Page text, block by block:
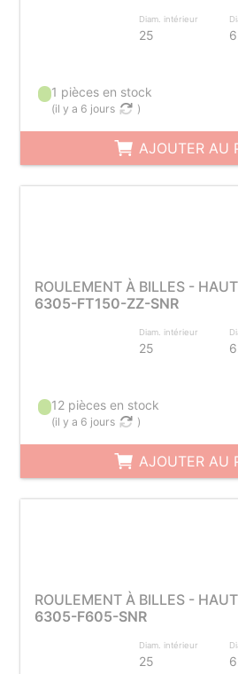
Diam. intérieur
25
1 pièces en stock
(il y a 6 jours )
AJOUTER AU
ROULEMENT À BILLES -
6305-FT150-ZZ-SNR
Diam. intérieur
25
12 pièces en stock
(il y a 6 jours )
AJOUTER AU
ROULEMENT À BILLES -
6305-F605-SNR
Diam. intérieur
25